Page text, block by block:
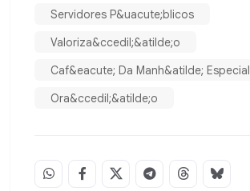
Servidores P&uacute;blicos
Valoriza&ccedil;&atilde;o
Caf&eacute; Da Manh&atilde; Especial
Ora&ccedil;&atilde;o